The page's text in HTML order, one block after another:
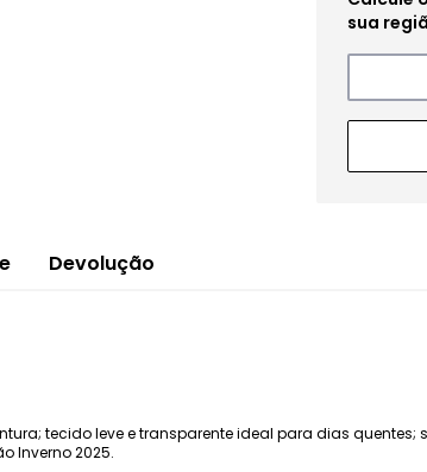
Devolução
tecido leve e transparente ideal para dias
Inverno 2025.